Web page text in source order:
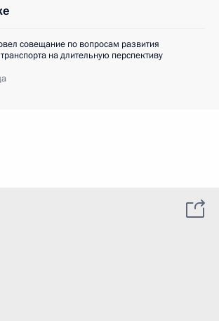
совещание по вопросам развития
на длительную перспективу